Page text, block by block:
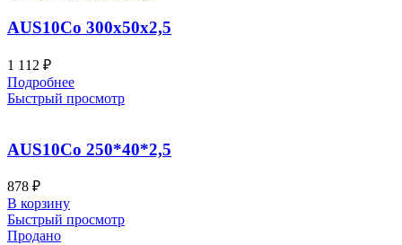
AUS10Co 300x50x2,5
1 112 ₽
Подробнее
Быстрый просмотр
AUS10Co 250*40*2,5
878 ₽
В корзину
Быстрый просмотр
Продано